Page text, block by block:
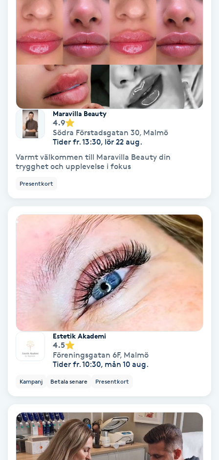
Fotmassage
Fotsvamp
Fransar
Fransborttagning
Fransförlängning Volym
Fransk manikyr
Fransrengöring
Friskvård
Friskvårdsmassage
Frisör
Funktionsanalys
Färgning
Maravilla Beauty
4.9
Södra Förstadsgatan 30, Malmö
Tider fr. 13:30, lör 22 aug.
Varmt välkommen till Maravilla Beauty din
trygghet och upplevelse i fokus
Presentkort
Estetik Akademi
4.5
Föreningsgatan 6F, Malmö
Tider fr. 10:30, mån 10 aug.
Kampanj Betala senare Presentkort